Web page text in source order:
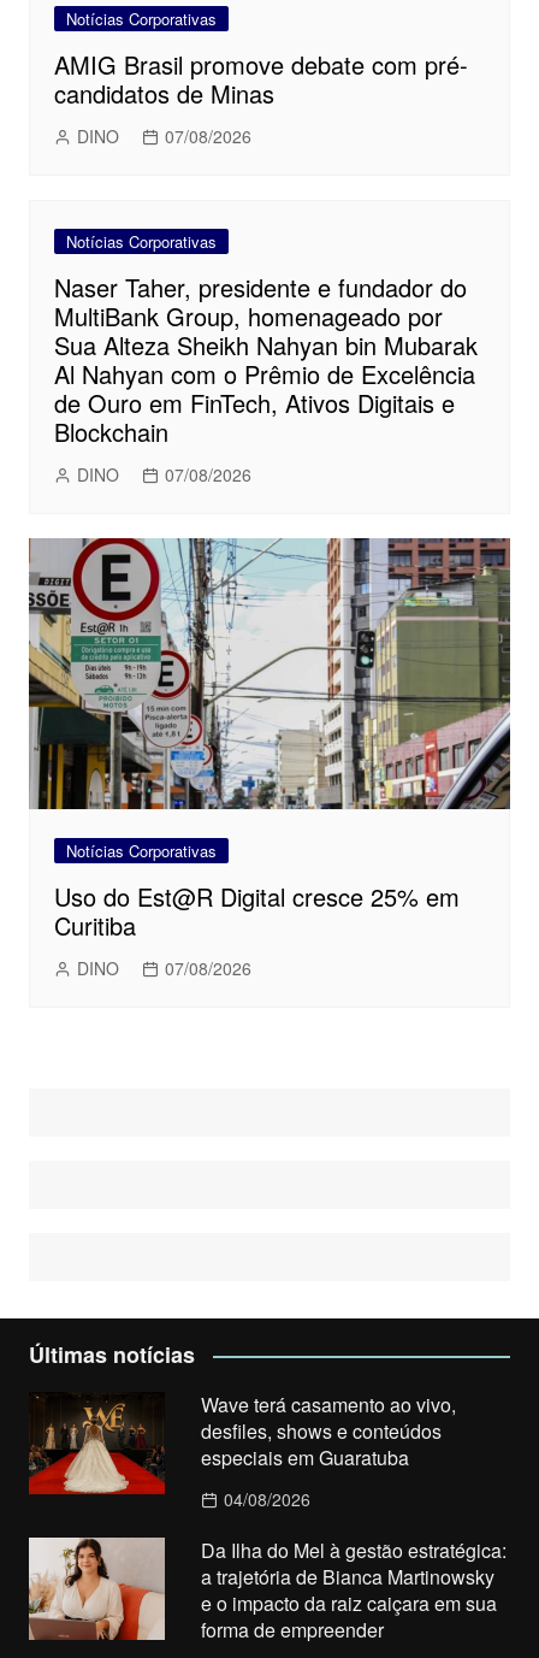
Notícias Corporativas
AMIG Brasil promove debate com pré-
candidatos de Minas
DINO 07/08/2026
Notícias Corporativas
Naser Taher, presidente e fundador do
MultiBank Group, homenageado por
Sua Alteza Sheikh Nahyan bin Mubarak
Al Nahyan com o Prêmio de Excelência
de Ouro em FinTech, Ativos Digitais e
Blockchain
DINO 07/08/2026
Notícias Corporativas
Uso do Est@R Digital cresce 25% em
Curitiba
DINO 07/08/2026
Últimas notícias
Wave terá casamento ao vivo,
desfiles, shows e conteúdos
especiais em Guaratuba
04/08/2026
Da Ilha do Mel à gestão estratégica:
a trajetória de Bianca Martinowsky
e o impacto da raiz caiçara em sua
forma de empreender